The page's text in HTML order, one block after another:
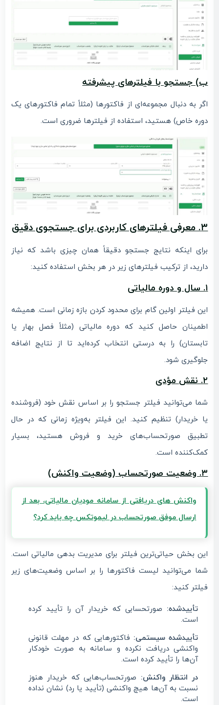
ب) جستجو با فیلترهای پیشرفته
اگر به دنبال مجموعه‌ای از فاکتورها (مثلاً تمام فاکتورهای یک
دوره خاص) هستید، استفاده از فیلترها ضروری است.
۳. معرفی فیلترهای کاربردی برای جستجوی دقیق
برای اینکه نتایج جستجو دقیقاً همان چیزی باشد که نیاز
دارید، از ترکیب فیلترهای زیر در هر بخش استفاده کنید:
۱. سال و دوره مالیاتی
این فیلتر اولین گام برای محدود کردن بازه زمانی است. همیشه
اطمینان حاصل کنید که دوره مالیاتی (مثلاً فصل بهار یا
تابستان) را به درستی انتخاب کرده‌اید تا از نتایج اضافه
جلوگیری شود.
۲. نقش مؤدی
شما می‌توانید فیلتر جستجو را بر اساس نقش خود (فروشنده
یا خریدار) تنظیم کنید. این فیلتر به‌ویژه زمانی که در حال
تطبیق صورتحساب‌های خرید و فروش هستید، بسیار
کمک‌کننده است.
۳. وضعیت صورتحساب (وضعیت واکنش)
واکنش های دریافتی از سامانه مودیان مالیاتی، بعد از
ارسال موفق صورتحساب در لیموتکس چه باید کرد؟
این بخش حیاتی‌ترین فیلتر برای مدیریت بدهی مالیاتی است.
شما می‌توانید لیست فاکتورها را بر اساس وضعیت‌های زیر
فیلتر کنید:
تأییدشده: صورتحسابی که خریدار آن را تأیید کرده
است.
تأییدشده سیستمی: فاکتورهایی که در مهلت قانونی
واکنشی دریافت نکرده و سامانه به صورت خودکار
آن‌ها را تأیید کرده است.
در انتظار واکنش: صورتحساب‌هایی که خریدار هنوز
نسبت به آن‌ها هیچ واکنشی (تأیید یا رد) نشان نداده
است.